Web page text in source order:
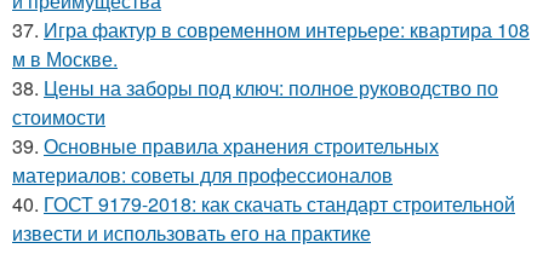
37. Игра фактур в современном интерьере: квартира 108
м в Москве.
38. Цены на заборы под ключ: полное руководство по
стоимости
39. Основные правила хранения строительных
материалов: советы для профессионалов
40. ГОСТ 9179-2018: как скачать стандарт строительной
извести и использовать его на практике